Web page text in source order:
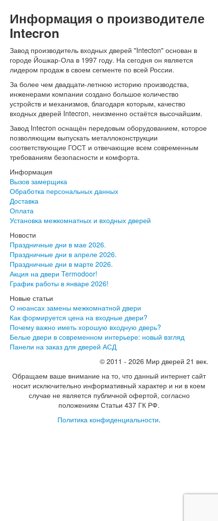
Мегаполис
Мегаполис ГЛ
Неоклассика Про
Тренд
Двери ВанМарк
Шпон текстурированный
Эмалекс
Серия София
Эмаль
Серия Дебют
Серия Симпл
Серия Синди
Серия Скай
Серия Стефани
Двери Верда
ПЭТ Верда
Экошпон Верда
Коллекция дверей Техно
Эмаль Верда
Двери Дворецкий
Шпон Дворецкий
Эмаль Дворецкий
Двери Про
Инвизибл Про
Экошпон Про
Эмаль Про
Двери межкомнатные ВФД
Атум ВФД
Винтер ВФД
Иннова ВФД
Классик Арт ВФД
Стокгольм ВФД
Эмалекс ВФД
Информация о производителе
Intecron
Завод производитель входных дверей "Intecton" основан в
городе Йошкар-Ола в 1997 году. На сегодня он является
лидером продаж в своем сегменте по всей России.
За более чем двадцати-летнюю историю производства,
инженерами компании создано большое количество
устройств и механизмов, благодаря которым, качество
входных дверей Intecron, неизменно остаётся высочайшим.
Завод Intecron оснащён передовым оборудованием, которое
позволяющим выпускать металлоконструкции
соответствующие ГОСТ и отвечающие всем современным
требованиям безопасности и комфорта.
Информация
Вызов замерщика
Обработка персональных данных
Доставка
Оплата
Установка межкомнатных и входных дверей
Новости
Праздничные дни в мае 2026.
Праздничные дни в апреле 2026.
Праздничные дни в марте 2026.
Акция на двери Termodoor!
График работы в январе 2026!
Новые статьи
О нюансах замены межкомнатной двери
Как формируется цена на входные двери?
Почему важно иметь хорошую входную дверь?
Белые двери в современном интерьере: новый взгляд
Панели на заказ для дверей АСД
© 2011 - 2026 Мир дверей 21 век.
Обращаем ваше внимание на то, что данный интернет сайт
носит исключительно информативный характер и ни в коем
случае не является публичной офертой, согласно
положениям Статьи 437 ГК РФ.
Политика конфиденциальности.